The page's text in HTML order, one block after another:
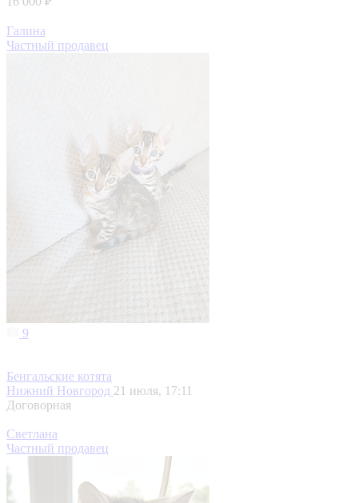
Галина
Частный продавец
9
Бенгальские котята
Нижний Новгород 21 июля, 17:11
Договорная
Светлана
Частный продавец